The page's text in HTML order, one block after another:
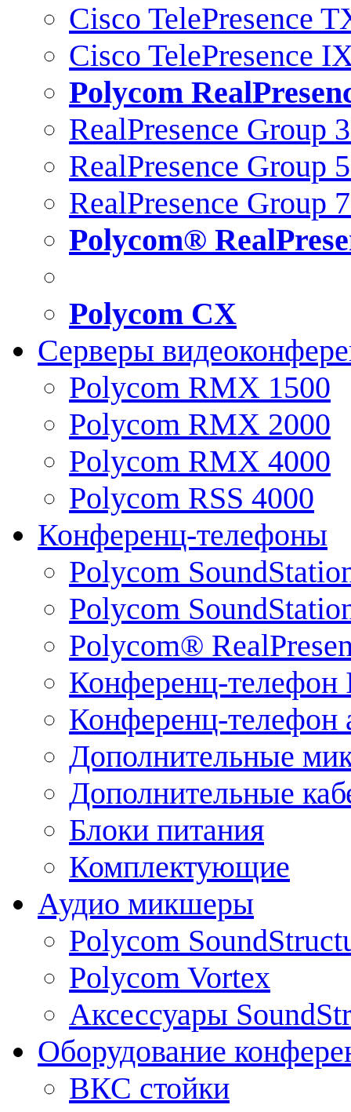
Cisco TelePresence
Cisco TelePresence
Polycom
RealPresence Group
RealPresence Group
RealPresence Group
Polycom®
Polycom CX
Серверы
Polycom RMX 1500
Polycom RMX 2000
Polycom RMX 4000
Polycom RSS 4000
Конференц-телефоны
Polycom
Polycom
Polycom®
Конференц-телефон
Конференц-телефон
Дополнительные
Дополнительные
Блоки питания
Комплектующие
Аудио микшеры
Polycom
Polycom Vortex
Аксессуары
Оборудование
ВКС стойки